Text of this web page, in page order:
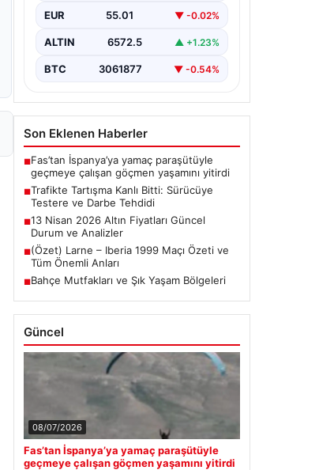
EUR 55.01 ▼ -0.02%
ALTIN 6572.5 ▲ +1.23%
BTC 3061877 ▼ -0.54%
Son Eklenen Haberler
■Fas’tan İspanya’ya yamaç paraşütüyle
geçmeye çalışan göçmen yaşamını yitirdi
■Trafikte Tartışma Kanlı Bitti: Sürücüye
Testere ve Darbe Tehdidi
■13 Nisan 2026 Altın Fiyatları Güncel
Durum ve Analizler
■(Özet) Larne – Iberia 1999 Maçı Özeti ve
Tüm Önemli Anları
■Bahçe Mutfakları ve Şık Yaşam Bölgeleri
Güncel
08/07/2026
Fas’tan İspanya’ya yamaç paraşütüyle
geçmeye çalışan göçmen yaşamını yitirdi